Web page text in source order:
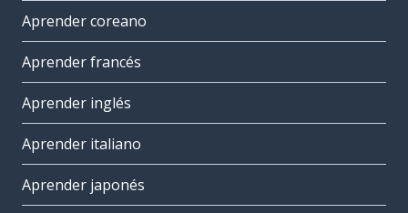
Aprender coreano
Aprender francés
Aprender inglés
Aprender italiano
Aprender japonés